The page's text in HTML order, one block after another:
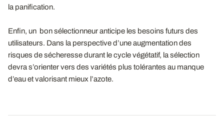
la panification.
Enfin, un bon sélectionneur anticipe les besoins futurs des
utilisateurs. Dans la perspective d’une augmentation des
risques de sécheresse durant le cycle végétatif, la sélection
devra s’orienter vers des variétés plus tolérantes au manque
d’eau et valorisant mieux l’azote.